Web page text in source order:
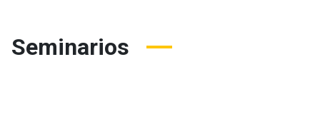
Seminarios